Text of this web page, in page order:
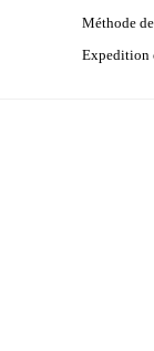
Méthode
Expedition